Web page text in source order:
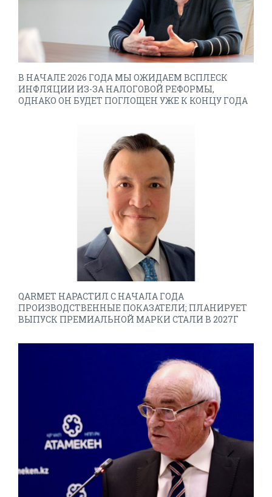
В НАЧАЛЕ 2026 ГОДА МЫ ОЖИДАЕМ ВСПЛЕСК
ИНФЛЯЦИИ ИЗ-ЗА НАЛОГОВОЙ РЕФОРМЫ,
ОДНАКО ОН БУДЕТ ПОГЛОЩЕН УЖЕ К КОНЦУ ГОДА
QARMET НАРАСТИЛ С НАЧАЛА ГОДА
ПРОИЗВОДСТВЕННЫЕ ПОКАЗАТЕЛИ; ПЛАНИРУЕТ
ВЫПУСК ПРЕМИАЛЬНОЙ МАРКИ СТАЛИ В 2027Г